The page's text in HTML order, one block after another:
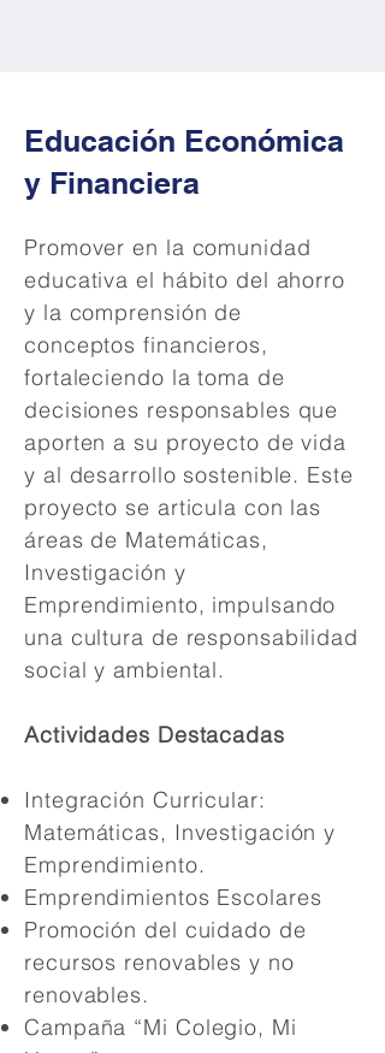
Educación Económica
y Financiera
Promover en la comunidad
educativa el hábito del ahorro
y la comprensión de
conceptos financieros,
fortaleciendo la toma de
decisiones responsables que
aporten a su proyecto de vida
y al desarrollo sostenible. Este
proyecto se articula con las
áreas de Matemáticas,
Investigación y
Emprendimiento, impulsando
una cultura de responsabilidad
social y ambiental.
Actividades Destacadas
Integración Curricular:
Matemáticas, Investigación y
Emprendimiento.
Emprendimientos Escolares
Promoción del cuidado de
recursos renovables y no
renovables.
Campaña “Mi Colegio, Mi